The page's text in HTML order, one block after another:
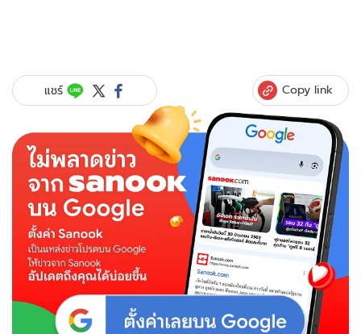
แชร์ Copy link